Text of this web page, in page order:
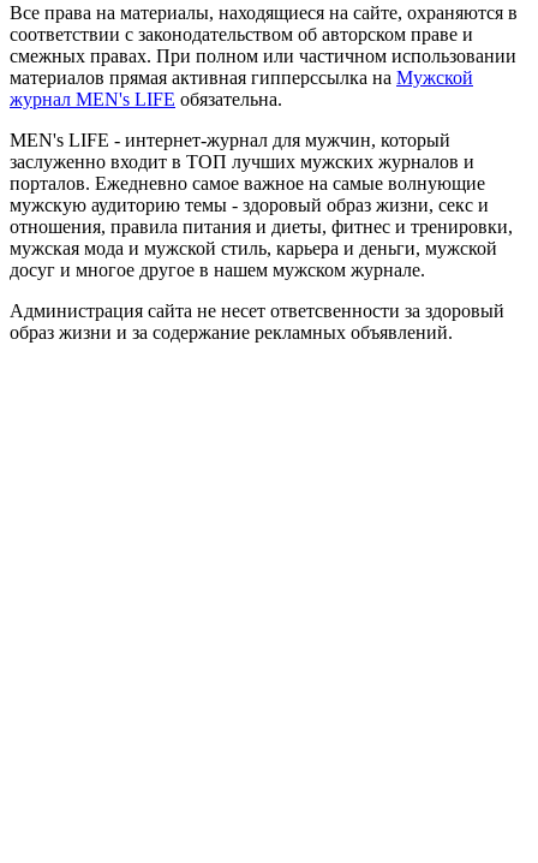
Все права на материалы, находящиеся на сайте, охраняются в
соответствии с законодательством об авторском праве и
смежных правах. При полном или частичном использовании
материалов прямая активная гипперссылка на Мужской
журнал MEN's LIFE обязательна.
MEN's LIFE - интернет-журнал для мужчин, который
заслуженно входит в ТОП лучших мужских журналов и
порталов. Ежедневно самое важное на самые волнующие
мужскую аудиторию темы - здоровый образ жизни, секс и
отношения, правила питания и диеты, фитнес и тренировки,
мужская мода и мужской стиль, карьера и деньги, мужской
досуг и многое другое в нашем мужском журнале.
Администрация сайта не несет ответсвенности за здоровый
образ жизни и за содержание рекламных объявлений.